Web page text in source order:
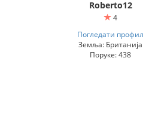
Roberto12
4
Погледати профил
Земља: Британија
Поруке: 438